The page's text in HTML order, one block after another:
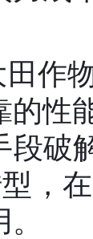
田作
的性
段破
，